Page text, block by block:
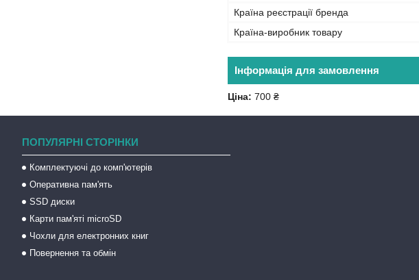
Країна реєстрації бренда
Країна-виробник товару
Інформація для замовлення
Ціна: 700 ₴
ПОПУЛЯРНІ СТОРІНКИ
Комплектуючі до комп'ютерів
Оперативна пам'ять
SSD диски
Карти пам'яті microSD
Чохли для електронних книг
Повернення та обмін